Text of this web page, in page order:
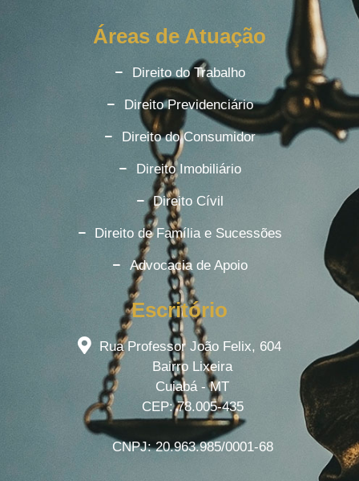
Áreas de Atuação
Direito do Trabalho
Direito Previdenciário
Direito do Consumidor
Direito Imobiliário
Direito Cívil
Direito de Família e Sucessões
Advocacia de Apoio
Escritório
Rua Professor João Felix, 604
Bairro Lixeira
Cuiabá - MT
CEP: 78.005-435
CNPJ: 20.963.985/0001-68